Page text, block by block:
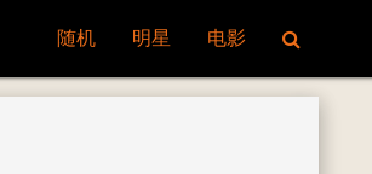
随机 明星 电影